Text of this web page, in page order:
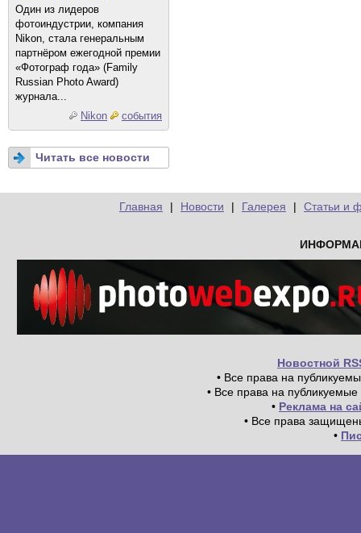
Один из лидеров
фотоиндустрии, компания
Nikon, стала генеральным
партнёром ежегодной премии
«Фотограф года» (Family
Russian Photo Award)
журнала...
Nikon
события
Читать все новости
Главная | Новости | Галерея | Статьи и
Новостной
• Все права на
• Все права на
• Реклама на
• Все права
•